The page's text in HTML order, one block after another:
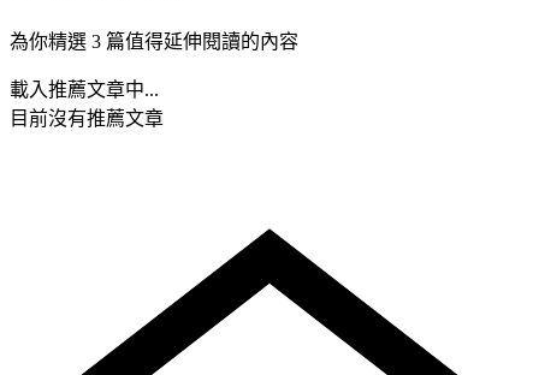
為你精選 3 篇值得延伸閱讀的內容
載入推薦文章中...
目前沒有推薦文章